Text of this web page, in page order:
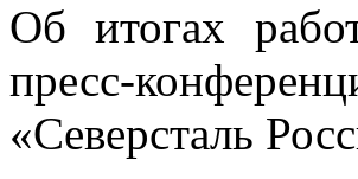
Об итогах
пресс-
«Северсталь